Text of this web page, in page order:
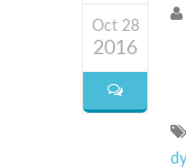
Oct 28
2016